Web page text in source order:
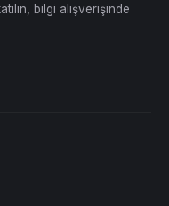
bilgi alışverişinde